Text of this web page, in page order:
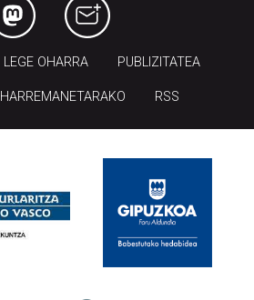
LEGE OHARRA PUBLIZITATEA
HARREMANETARAKO RSS